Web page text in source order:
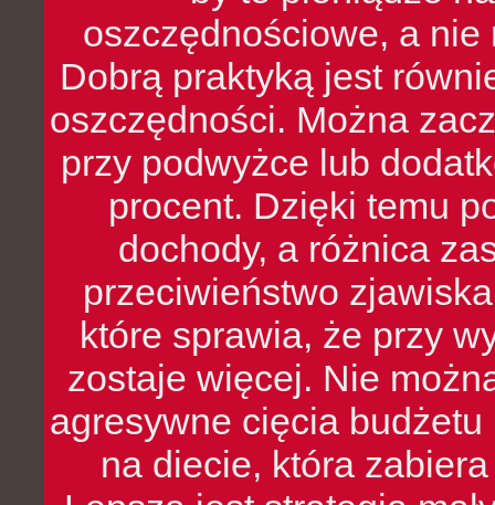
oszczędnościowe, a nie
Dobrą praktyką jest
oszczędności. Można
przy podwyżce lub
procent. Dzięki temu
dochody, a różnica
przeciwieństwo
które sprawia, że przy
zostaje więcej. Nie
agresywne cięcia
na diecie, która